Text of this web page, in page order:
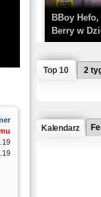
BBoy
Berry w
Top 10 2
Kalendarz